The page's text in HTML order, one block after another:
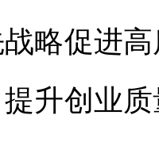
略促进
升创业